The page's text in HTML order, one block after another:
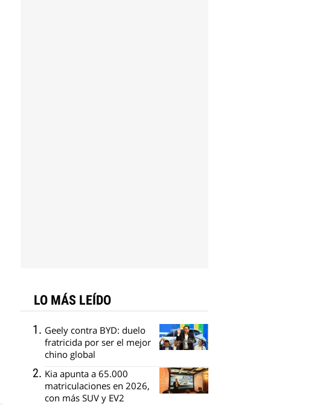
LO MÁS LEÍDO
Geely contra BYD: duelo
fratricida por ser el mejor
chino global
Kia apunta a 65.000
matriculaciones en 2026,
con más SUV y EV2